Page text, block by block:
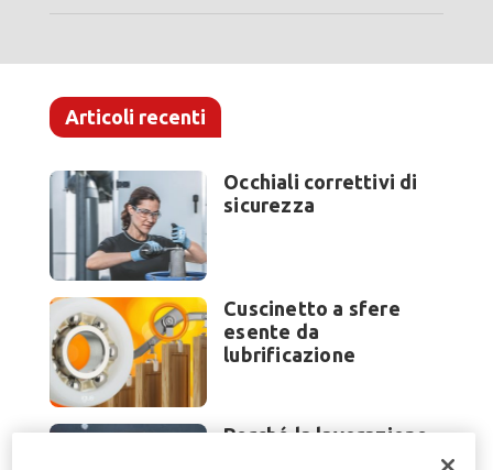
Articoli recenti
Occhiali correttivi di
sicurezza
Cuscinetto a sfere
esente da
lubrificazione
Perché la lavorazione